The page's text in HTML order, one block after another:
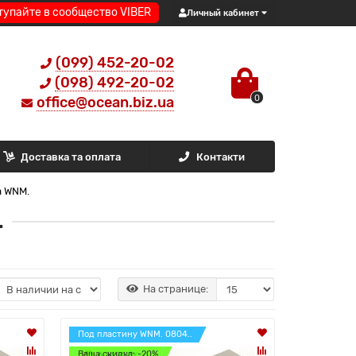
в сообщество VIBER Личный кабинет
(099) 452-20-02
(098) 492-20-02
office@ocean.biz.ua
0
Доставка та оплата Контакти
На странице:
Под пластину WNM. 0804..
Ваша скидка: -20%